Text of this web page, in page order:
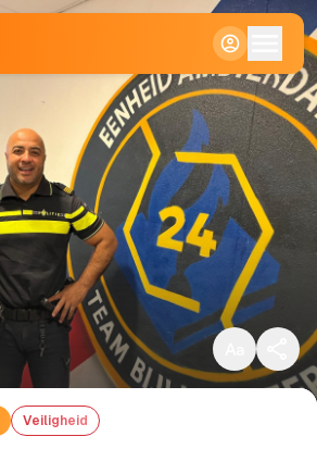
Klein
Standaard
Groot
Veiligheid